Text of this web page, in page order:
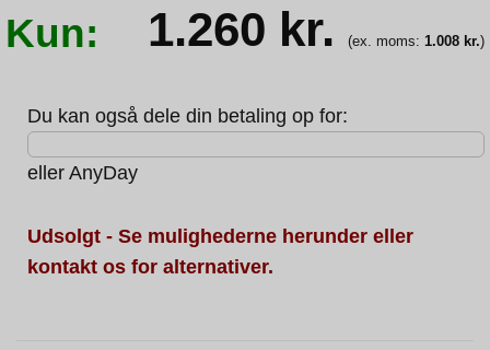
Kun: 1.260 kr. (ex. moms: 1.008 kr.)
Du kan også dele din betaling op for:
eller AnyDay
Udsolgt - Se mulighederne herunder eller
kontakt os for alternativer.